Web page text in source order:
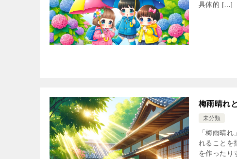
具体的 […]
梅雨晴れ
未分類
「梅雨晴
れることを
を作ったり